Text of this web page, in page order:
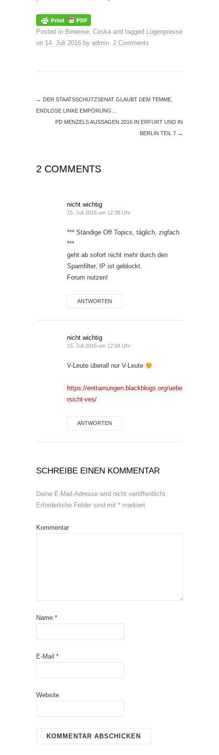
Posted in Beweise, Ceska and tagged Lügenpresse
on 14. Juli 2016 by admin. 2 Comments
← DER STAATSSCHUTZSENAT GLAUBT DEM TEMME,
ENDLOSE LINKE EMPÖRUNG…
PD MENZELS AUSSAGEN 2016 IN ERFURT UND IN
BERLIN TEIL 7 →
2 COMMENTS
nicht wichtig
15. Juli 2016 um 12:38 Uhr
*** Ständige Off Topics, täglich, zigfach
***
geht ab sofort nicht mehr durch den
Spamfilter, IP ist geblockt.
Forum nutzen!
ANTWORTEN
nicht wichtig
15. Juli 2016 um 12:58 Uhr
V-Leute überall nur V-Leute
https://enttarnungen.blackblogs.org/uebe
rsicht-ves/
ANTWORTEN
SCHREIBE EINEN KOMMENTAR
Deine E-Mail-Adresse wird nicht veröffentlicht.
Erforderliche Felder sind mit * markiert
Kommentar
Name *
E-Mail *
Website